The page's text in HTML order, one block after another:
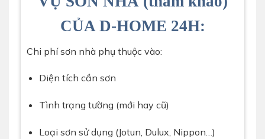
CỦA D-HOME 24H:
Chi phí sơn nhà phụ thuộc vào:
Diện tích cần sơn
Tình trạng tường (mới hay cũ)
Loại sơn sử dụng (Jotun, Dulux, Nippon…)